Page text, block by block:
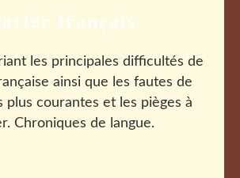
français
les principales difficultés de
ainsi que les fautes de
plus courantes et les pièges à
Chroniques de langue.